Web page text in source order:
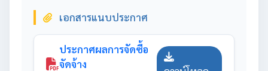
เอกสารแนบประกาศ
ประกาศผลการจัดซื้อ
จัดจ้าง